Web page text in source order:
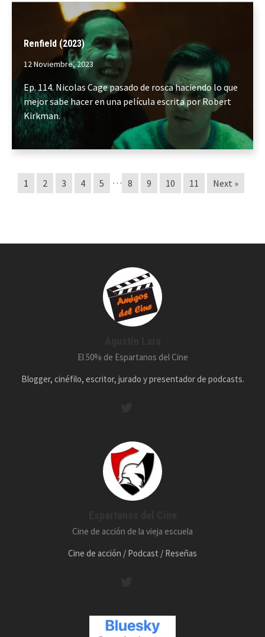
Renfield (2023)
12 Noviembre, 2023
Ep. 114. Nicolas Cage pasado de rosca haciendo lo que
mejor sabe hacer en una película escrita por Robert
Kirkman.
1 2 3 4 5 … 8 9 10 11 Next »
El 50% de Espartanos del Cine
Blogger, cinéfilo, escritor, jurado y presentador de podcasts.
Cine de acción de la vieja escuela
Cine de acción / Podcast / Reseñas